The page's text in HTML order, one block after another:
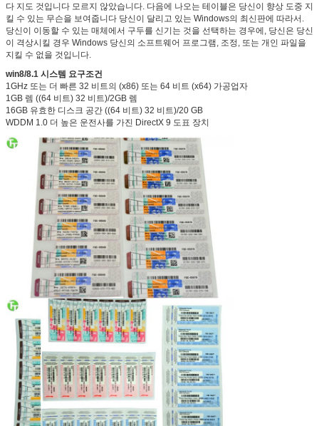
다 지도 것입니다 모르지 않았습니다. 다음에 나오는 테이블은 당신이 향상 도중 지
킬 수 있는 무슨을 보여줍니다 당신이 달리고 있는 Windows의 최신판에 따라서.
당신이 이동할 수 있는 매체에서 구두를 신기는 것을 선택하는 경우에, 당신은 당신
이 격상시킬 경우 Windows 당신의 소프트웨어 프로그램, 조정, 또는 개인 파일을
지킬 수 없을 것입니다.
win8/8.1 시스템 요구조건
1GHz 또는 더 빠른 32 비트의 (x86) 또는 64 비트 (x64) 가공업자
1GB 렘 ((64 비트) 32 비트)/2GB 렘
16GB 유효한 디스크 공간 ((64 비트) 32 비트)/20 GB
WDDM 1.0 더 높은 운전사를 가진 DirectX 9 도표 장치